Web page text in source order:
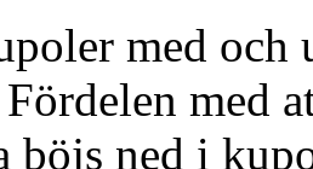
med och
med
böjs ned i